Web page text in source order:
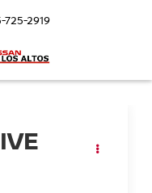
725-2919